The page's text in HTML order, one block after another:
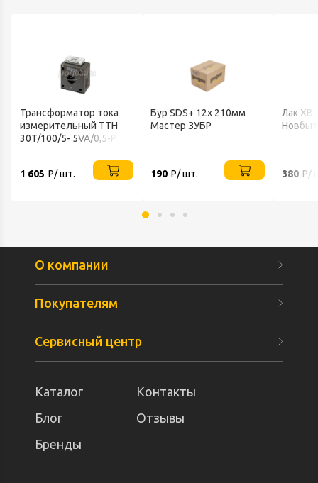
Трансформатор тока
измерительный ТТН
30T/100/5- 5VA/0,5-Р
1 605 Р/ шт.
Бур SDS+ 12х 210мм
Мастер ЗУБР
190 Р/ шт.
Лак
380 Р/
О компании
Покупателям
Сервисный центр
Каталог
Контакты
Блог
Отзывы
Бренды